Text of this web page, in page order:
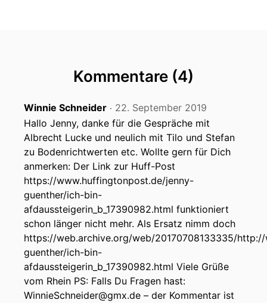
Kommentare (4)
Winnie Schneider ‧ 22. September 2019
Hallo Jenny, danke für die Gespräche mit
Albrecht Lucke und neulich mit Tilo und Stefan
zu Bodenrichtwerten etc. Wollte gern für Dich
anmerken: Der Link zur Huff-Post
https://www.huffingtonpost.de/jenny-
guenther/ich-bin-
afdaussteigerin_b_17390982.html funktioniert
schon länger nicht mehr. Als Ersatz nimm doch
https://web.archive.org/web/20170708133335/
guenther/ich-bin-
afdaussteigerin_b_17390982.html Viele Grüße
vom Rhein PS: Falls Du Fragen hast:
WinnieSchneider@gmx.de – der Kommentar ist